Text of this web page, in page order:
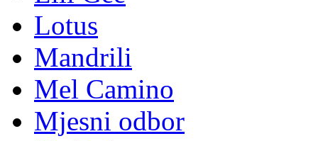
Lotus
Mandrili
Mel Camino
Mjesni odbor